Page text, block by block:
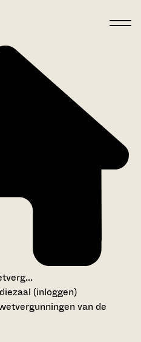
(inloggen)
van de